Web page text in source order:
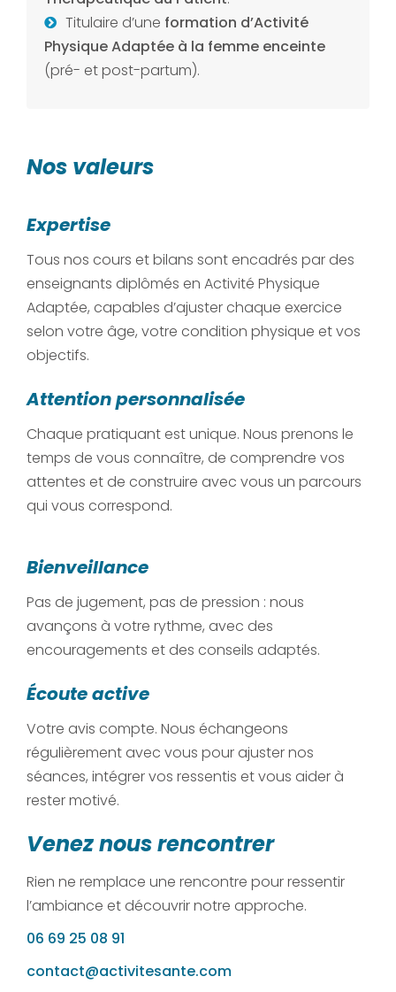
Titulaire d’une formation d’Activité
Physique Adaptée à la femme enceinte
(pré- et post-partum).
Nos valeurs
Expertise
Tous nos cours et bilans sont encadrés par des
enseignants diplômés en Activité Physique
Adaptée, capables d’ajuster chaque exercice
selon votre âge, votre condition physique et vos
objectifs.
Attention personnalisée
Chaque pratiquant est unique. Nous prenons le
temps de vous connaître, de comprendre vos
attentes et de construire avec vous un parcours
qui vous correspond.
Bienveillance
Pas de jugement, pas de pression : nous
avançons à votre rythme, avec des
encouragements et des conseils adaptés.
Écoute active
Votre avis compte. Nous échangeons
régulièrement avec vous pour ajuster nos
séances, intégrer vos ressentis et vous aider à
rester motivé.
Venez nous rencontrer
Rien ne remplace une rencontre pour ressentir
l’ambiance et découvrir notre approche.
06 69 25 08 91
contact@activitesante.com